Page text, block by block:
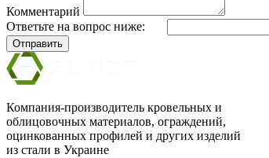
Комментарий
Ответьте на вопрос ниже:
Отправить
Компания-производитель кровельных и
облицовочных материалов, ограждений,
оцинкованных профилей и других изделий
из стали в Украине